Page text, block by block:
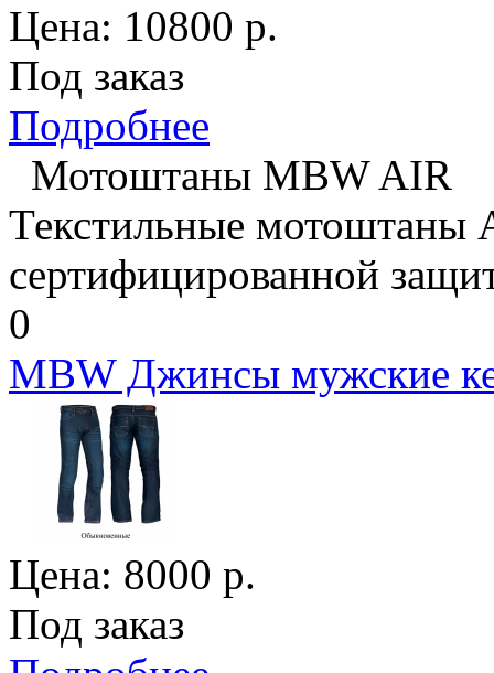
Цена: 10800 р.
Под заказ
Подробнее
Мотоштаны MBW AIR
Текстильные мотоштаны
сертифицированной
0
MBW Джинсы мужские
Цена: 8000 р.
Под заказ